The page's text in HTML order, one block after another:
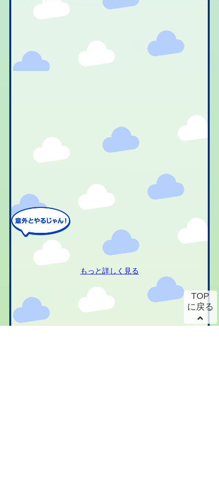
もっと詳しく見る
TOP
に戻る